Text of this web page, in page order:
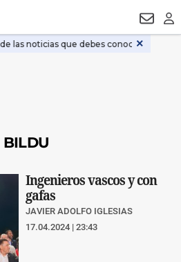
BILDU
Ingenieros vascos y con
gafas
JAVIER ADOLFO IGLESIAS
17.04.2024 | 23:43